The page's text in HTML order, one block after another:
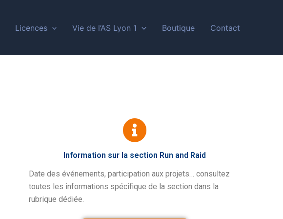
Licences Vie de l’AS Lyon 1 Boutique Contact
Information sur la section Run and Raid
Date des événements, participation aux projets… consultez
toutes les informations spécifique de la section dans la
rubrique dédiée.